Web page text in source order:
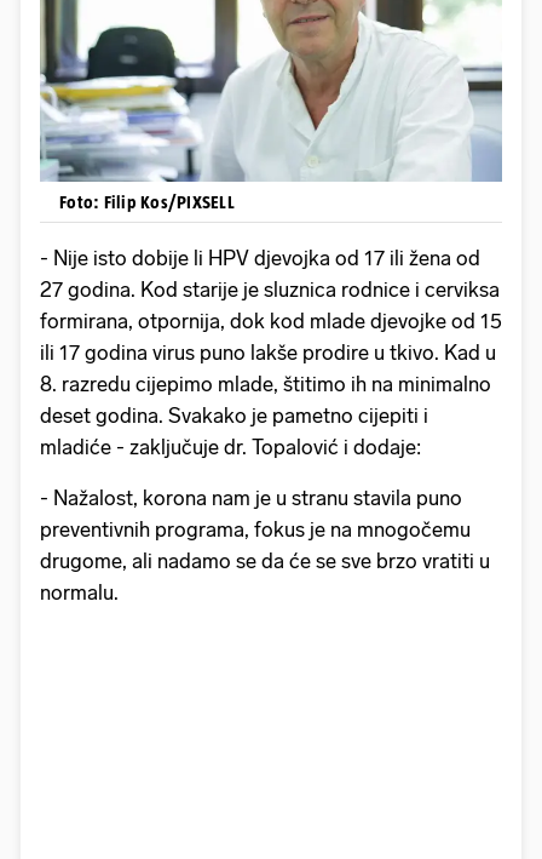
Foto: Filip Kos/PIXSELL
- Nije isto dobije li HPV djevojka od 17 ili žena od
27 godina. Kod starije je sluznica rodnice i cerviksa
formirana, otpornija, dok kod mlade djevojke od 15
ili 17 godina virus puno lakše prodire u tkivo. Kad u
8. razredu cijepimo mlade, štitimo ih na minimalno
deset godina. Svakako je pametno cijepiti i
mladiće - zaključuje dr. Topalović i dodaje:
- Nažalost, korona nam je u stranu stavila puno
preventivnih programa, fokus je na mnogočemu
drugome, ali nadamo se da će se sve brzo vratiti u
normalu.